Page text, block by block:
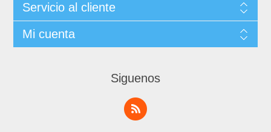
Servicio al cliente
Mi cuenta
Siguenos